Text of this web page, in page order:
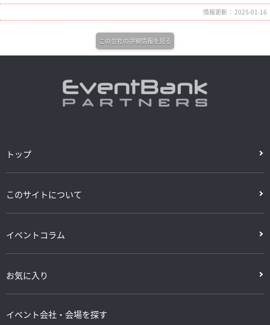
情報更新： 2025-01-16
この会社の詳細情報を見る
トップ
このサイトについて
イベントコラム
お気に入り
イベント会社・会場を探す